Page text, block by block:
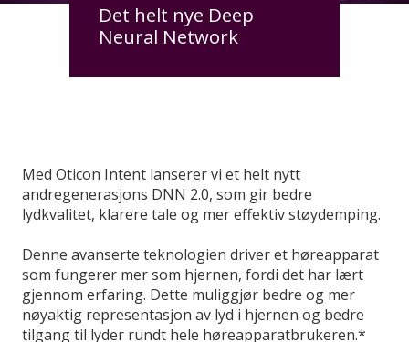
Det helt nye Deep
Neural Network
Med Oticon Intent lanserer vi et helt nytt
andregenerasjons DNN 2.0, som gir bedre
lydkvalitet, klarere tale og mer effektiv støydemping.
Denne avanserte teknologien driver et høreapparat
som fungerer mer som hjernen, fordi det har lært
gjennom erfaring. Dette muliggjør bedre og mer
nøyaktig representasjon av lyd i hjernen og bedre
tilgang til lyder rundt hele høreapparatbrukeren.*